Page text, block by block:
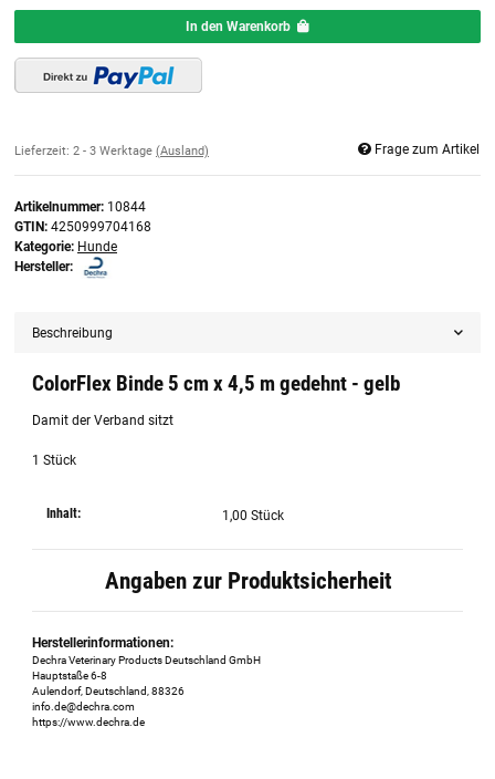
In den Warenkorb
Lieferzeit: 2 - 3 Werktage (Ausland) Frage zum Artikel
Artikelnummer: 10844
GTIN: 4250999704168
Kategorie: Hunde
Hersteller:
Beschreibung
ColorFlex Binde 5 cm x 4,5 m gedehnt - gelb
Damit der Verband sitzt
1 Stück
Inhalt: 1,00 Stück
Angaben zur Produktsicherheit
Herstellerinformationen:
Dechra Veterinary Products Deutschland GmbH
Hauptstaße 6-8
Aulendorf, Deutschland, 88326
info.de@dechra.com
https://www.dechra.de